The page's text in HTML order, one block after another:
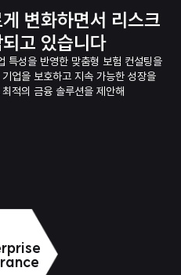
변화하면서 리스크
고 있습니다
특성을 반영한 맞춤형 보험 컨설팅을
업을 보호하고 지속 가능한 성장을
적의 금융 솔루션을 제안해